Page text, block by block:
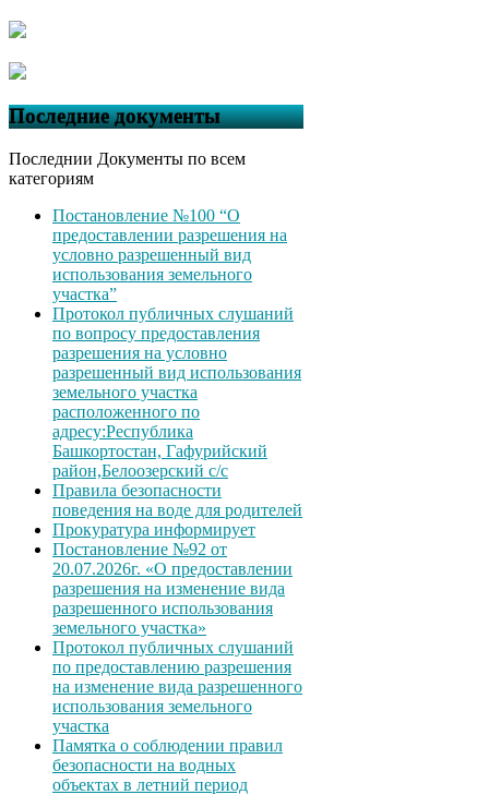
Последние документы
Последнии Документы по всем
категориям
Постановление №100 “О
предоставлении разрешения на
условно разрешенный вид
использования земельного
участка”
Протокол публичных слушаний
по вопросу предоставления
разрешения на условно
разрешенный вид использования
земельного участка
расположенного по
адресу:Республика
Башкортостан, Гафурийский
район,Белоозерский с/с
Правила безопасности
поведения на воде для родителей
Прокуратура информирует
Постановление №92 от
20.07.2026г. «О предоставлении
разрешения на изменение вида
разрешенного использования
земельного участка»
Протокол публичных слушаний
по предоставлению разрешения
на изменение вида разрешенного
использования земельного
участка
Памятка о соблюдении правил
безопасности на водных
объектах в летний период